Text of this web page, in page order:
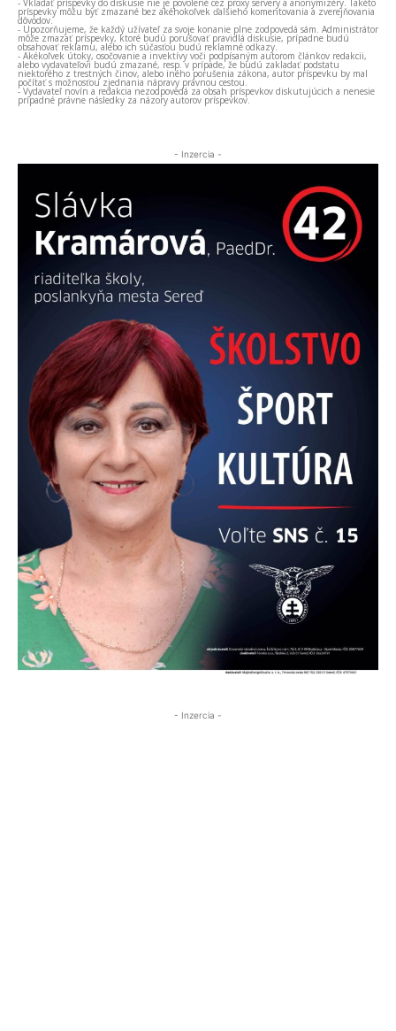
- Vkladať príspevky do diskusie nie je povolené cez proxy servery a anonymizéry. Takéto
príspevky môžu byť zmazané bez akéhokoľvek ďalšieho komentovania a zverejňovania
dôvodov.
- Upozorňujeme, že každý užívateľ za svoje konanie plne zodpovedá sám. Administrátor
môže zmazať príspevky, ktoré budú porušovať pravidlá diskusie, prípadne budú
obsahovať reklamu, alebo ich súčasťou budú reklamné odkazy.
- Akékoľvek útoky, osočovanie a invektívy voči podpísaným autorom článkov redakcii,
alebo vydavateľovi budú zmazané, resp. v prípade, že budú zakladať podstatu
niektorého z trestných činov, alebo iného porušenia zákona, autor príspevku by mal
počítať s možnosťou zjednania nápravy právnou cestou.
- Vydavateľ novín a redakcia nezodpovedá za obsah príspevkov diskutujúcich a nenesie
prípadné právne následky za názory autorov príspevkov.
- Inzercia -
- Inzercia -